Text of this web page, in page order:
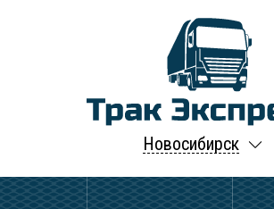
Новосибирск